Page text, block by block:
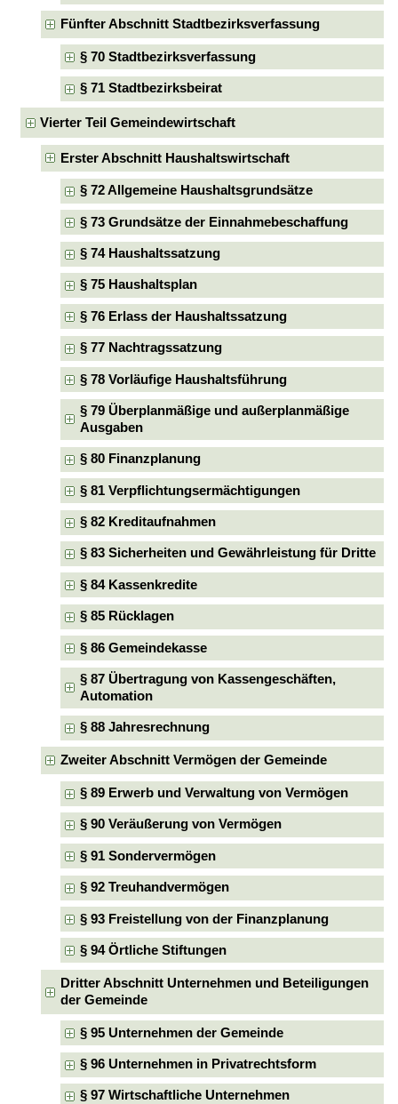
Fünfter Abschnitt Stadtbezirksverfassung
§ 70 Stadtbezirksverfassung
§ 71 Stadtbezirksbeirat
Vierter Teil Gemeindewirtschaft
Erster Abschnitt Haushaltswirtschaft
§ 72 Allgemeine Haushaltsgrundsätze
§ 73 Grundsätze der Einnahmebeschaffung
§ 74 Haushaltssatzung
§ 75 Haushaltsplan
§ 76 Erlass der Haushaltssatzung
§ 77 Nachtragssatzung
§ 78 Vorläufige Haushaltsführung
§ 79 Überplanmäßige und außerplanmäßige
Ausgaben
§ 80 Finanzplanung
§ 81 Verpflichtungsermächtigungen
§ 82 Kreditaufnahmen
§ 83 Sicherheiten und Gewährleistung für Dritte
§ 84 Kassenkredite
§ 85 Rücklagen
§ 86 Gemeindekasse
§ 87 Übertragung von Kassengeschäften,
Automation
§ 88 Jahresrechnung
Zweiter Abschnitt Vermögen der Gemeinde
§ 89 Erwerb und Verwaltung von Vermögen
§ 90 Veräußerung von Vermögen
§ 91 Sondervermögen
§ 92 Treuhandvermögen
§ 93 Freistellung von der Finanzplanung
§ 94 Örtliche Stiftungen
Dritter Abschnitt Unternehmen und Beteiligungen
der Gemeinde
§ 95 Unternehmen der Gemeinde
§ 96 Unternehmen in Privatrechtsform
§ 97 Wirtschaftliche Unternehmen